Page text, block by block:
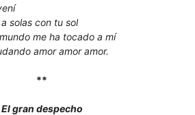
mío vení
a solas con tu sol
mundo me ha tocado a mí
amor amor amor.
**
El gran despecho